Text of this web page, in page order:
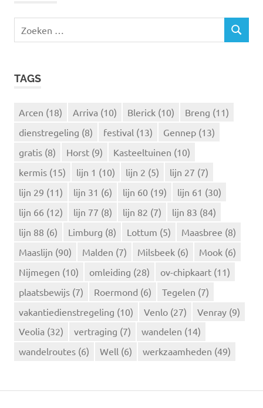
e
Z
TAGS
Arcen (18) Arriva (10) Blerick (10) Breng (11)
dienstregeling (8) festival (13) Gennep (13)
gratis (8) Horst (9) Kasteeltuinen (10)
kermis (15) lijn 1 (10) lijn 2 (5) lijn 27 (7)
lijn 29 (11) lijn 31 (6) lijn 60 (19) lijn 61 (30)
lijn 66 (12) lijn 77 (8) lijn 82 (7) lijn 83 (84)
lijn 88 (6) Limburg (8) Lottum (5) Maasbree (8)
Maaslijn (90) Malden (7) Milsbeek (6) Mook (6)
Nijmegen (10) omleiding (28) ov-chipkaart (11)
plaatsbewijs (7) Roermond (6) Tegelen (7)
vakantiedienstregeling (10) Venlo (27) Venray (9)
Veolia (32) vertraging (7) wandelen (14)
wandelroutes (6) Well (6) werkzaamheden (49)